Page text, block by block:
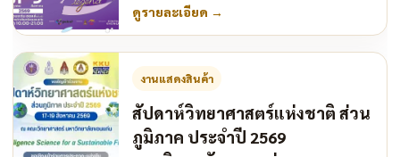
ดูรายละเอียด →
งานแสดงสินค้า
สัปดาห์วิทยาศาสตร์แห่งชาติ ส่วน
ภูมิภาค ประจำปี 2569